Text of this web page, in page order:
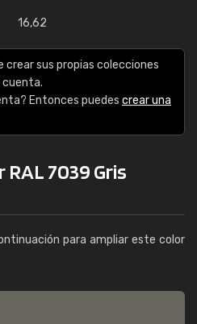
16,62
crear sus propias colecciones
cuenta.
Entonces puedes crear una
7039 Gris
para ampliar este color